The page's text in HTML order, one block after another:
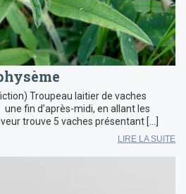
Troupeau laitier de vaches
fin d’après-midi, en allant les
trouve 5 vaches présentant […]
LIRE LA SUITE